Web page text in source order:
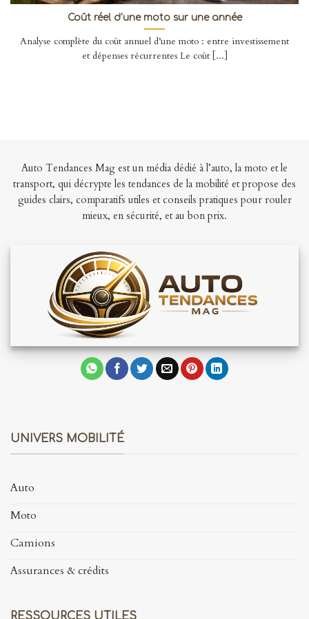
Coût réel d’une moto sur une année
Analyse complète du coût annuel d’une moto : entre investissement
et dépenses récurrentes Le coût [...]
Auto Tendances Mag est un média dédié à l’auto, la moto et le
transport, qui décrypte les tendances de la mobilité et propose des
guides clairs, comparatifs utiles et conseils pratiques pour rouler
mieux, en sécurité, et au bon prix.
UNIVERS MOBILITÉ
Auto
Moto
Camions
Assurances & crédits
RESSOURCES UTILES